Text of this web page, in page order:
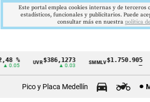
Cintillo
% UVR$386,1273
▲ 0.03
SMMLV$1.750.905
Pico y Placa Medellín
Este portal emplea cookies internas y de terceros
estadísticos, funcionales y publicitarios. Puede
consultar más en nuestra politica